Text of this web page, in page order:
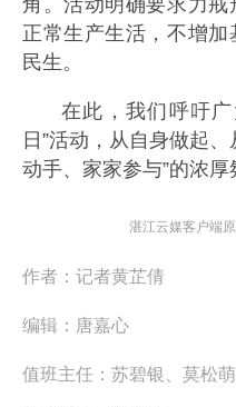
角。活动明确要求力
正常生产生活，不增
民生。
在此，我们呼吁
日”活动，从自身做起
动手、家家参与”的浓厚
湛江云媒客户端
作者： 记者黄芷倩
编辑： 唐嘉心
值班主任： 苏碧银、莫松萌